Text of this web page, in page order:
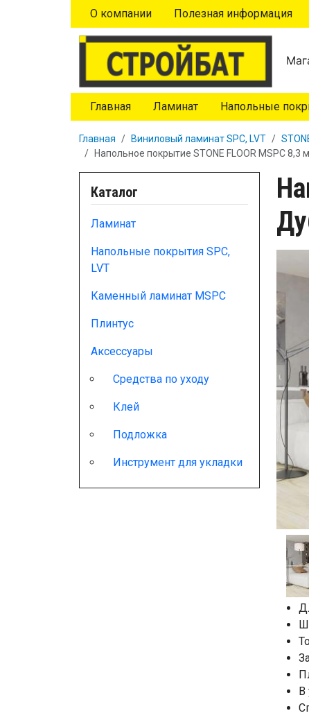
Перейти к основному содержанию
О компании Полезная информация
Главная Ламинат Напольные
Главная Виниловый ламинат SPC, LVT
Напольное покрытие STONE FLOOR MSPC
В
Каталог
Ламинат
Напольные покрытия SPC,
LVT
Каменный ламинат MSPC
Плинтус
Аксессуары
Средства по уходу
Клей
Подложка
Инструмент для укладки